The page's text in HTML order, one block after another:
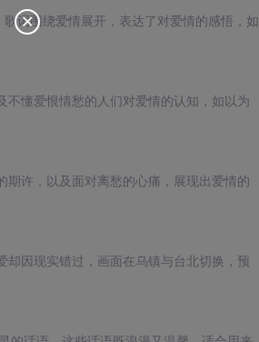
词围绕爱情展开，表达了对爱情的感悟，如
懂爱恨情愁的人们对爱情的认知，如以为
许，以及面对离愁的心痛，展现出爱情的
因现实错过，画面在乌镇与台北切换，预